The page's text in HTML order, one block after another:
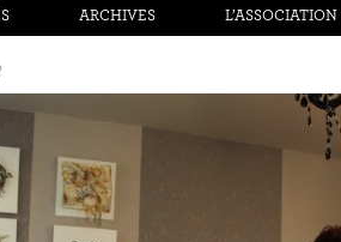
ARCHIVES L’ASSOCIATION